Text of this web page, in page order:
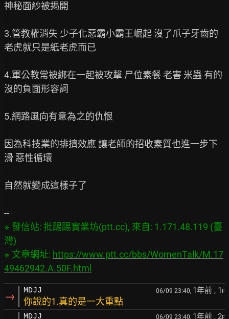
神秘面紗被揭開
3.管教權消失 少子化惡霸小霸王崛起 沒了爪子牙齒的
老虎就只是紙老虎而已
4.軍公教常被綁在一起被攻擊 尸位素餐 老害 米蟲 有的
沒的負面形容詞
5.網路風向有意為之的仇恨
因為科技業的排擠效應 讓老師的招收素質也進一步下
滑 惡性循環
自然就變成這樣子了
※ 發信站: 批踢踢實業坊(ptt.cc), 來自: 1.171.48.119 (臺
灣)
※ 文章網址: https://www.ptt.cc/bbs/WomenTalk/M.17
49462942.A.50F.html
→ MDJJ 06/09 23:40, 1年前 , 1 F
你說的1.真的是一大重點
MDJJ 06/09 23:40, 1年前 , 2F